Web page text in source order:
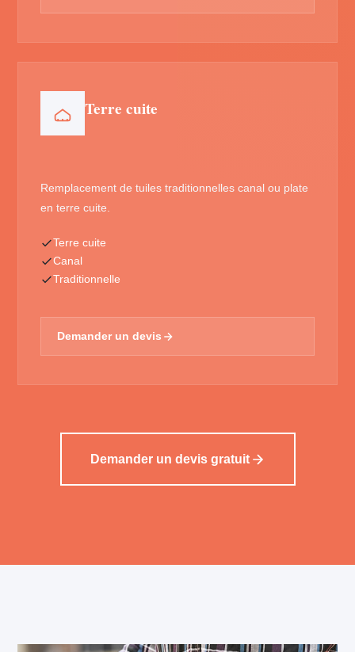
Terre cuite
Remplacement de tuiles traditionnelles canal ou plate
en terre cuite.
Terre cuite
Canal
Traditionnelle
Demander un devis
Demander un devis gratuit